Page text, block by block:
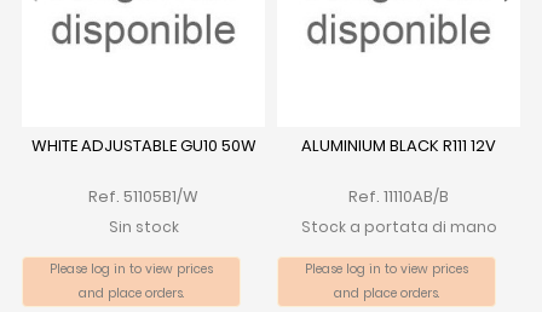
WHITE ADJUSTABLE GU10 50W
Ref. 51105B1/W
Sin stock
Please log in to view prices
and place orders.
ALUMINIUM BLACK R111 12V
Ref. 11110AB/B
Stock a portata di mano
Please log in to view prices
and place orders.